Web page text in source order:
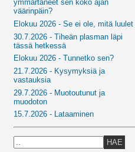
ymmärtäneet sen koko ajan
väärinpäin?
Elokuu 2026 - Se ei ole, mitä luulet
30.7.2026 - Tiheän plasman läpi
tässä hetkessä
Elokuu 2026 - Tunnetko sen?
21.7.2026 - Kysymyksiä ja
vastauksia
29.7.2026 - Muotoutunut ja
muodoton
15.7.2026 - Lataaminen
HAE